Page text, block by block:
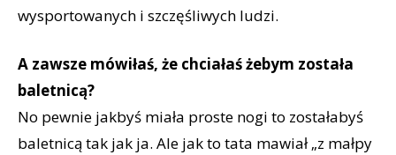
wysportowanych i szczęśliwych ludzi.
A zawsze mówiłaś, że chciałaś żebym została
baletnicą?
No pewnie jakbyś miała proste nogi to zostałabyś
baletnicą tak jak ja. Ale jak to tata mawiał „z małpy